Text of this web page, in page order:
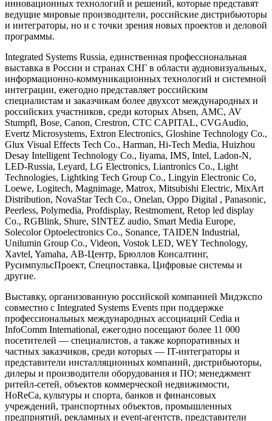
инновационных технологий и решений, которые представят
ведущие мировые производители, российские дистрибьюторы
и интеграторы, но и с точки зрения новых проектов и деловой
программы.
Integrated Systems Russia, единственная профессиональная
выставка в России и странах СНГ в области аудиовизуальных,
информационно-коммуникационных технологий и системной
интеграции, ежегодно представляет российским
специалистам и заказчикам более двухсот международных и
российских участников, среди которых Absen, АМС, AV
Stumpfl, Bose, Canon, Crestron, CTC CAPITAL, CVGAudio,
Evertz Microsystems, Extron Electronics, Gloshine Technology Co.,
Glux Visual Effects Tech Co., Harmаn, Hi-Tech Media, Huizhou
Desay Intelligent Technology Co., Iiyama, IMS, Intel, Ladon-N,
LED-Russia, Leyard, LG Electronics, Liantronics Co., Light
Technologies, Lightking Tech Group Co., Lingyin Electronic Co,
Loewe, Logitech, Magnimage, Matrox, Mitsubishi Electric, MixArt
Distribution, NovaStar Tech Co., Onelan, Oppo Digital , Panasonic,
Peerless, Polymedia, Profdisplay, Restmoment, Retop led display
Co., RGBlink, Shure, SINTEZ audio, Smart Media Europe,
Solecolor Optoelectronics Co., Sonance, TAIDEN Industrial,
Unilumin Group Co., Videon, Vostok LED, WEY Technology,
Xavtel, Yamaha, АВ-Центр, Брюллов Консалтинг,
РусимпульсПроект, Спецпоставка, Цифровые системы и
другие.
Выставку, организованную российской компанией Мидэкспо
совместно с Integrated Systems Events при поддержке
профессиональных международных ассоциаций Cedia и
InfoComm International, ежегодно посещают более 11 000
посетителей — специалистов, а также корпоративных и
частных заказчиков, среди которых — IT-интеграторы и
представители инсталляционных компаний, дистрибьюторы,
дилеры и производители оборудования и ПО; менеджмент
ритейл-сетей, объектов коммерческой недвижимости,
HoReCa, культуры и спорта, банков и финансовых
учреждений, транспортных объектов, промышленных
предприятий, рекламных и event-агентств, представители